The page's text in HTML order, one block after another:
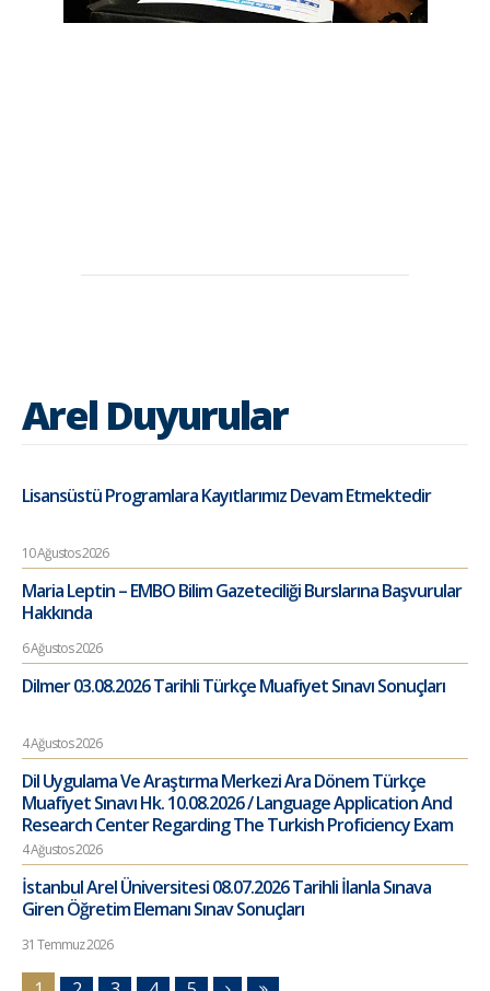
Arel Duyurular
Lisansüstü Programlara Kayıtlarımız Devam Etmektedir
10 Ağustos 2026
Maria Leptin – EMBO Bilim Gazeteciliği Burslarına Başvurular
Hakkında
6 Ağustos 2026
Dilmer 03.08.2026 Tarihli Türkçe Muafiyet Sınavı Sonuçları
4 Ağustos 2026
Dil Uygulama Ve Araştırma Merkezi Ara Dönem Türkçe
Muafiyet Sınavı Hk. 10.08.2026 / Language Application And
Research Center Regarding The Turkish Proficiency Exam
4 Ağustos 2026
İstanbul Arel Üniversitesi 08.07.2026 Tarihli İlanla Sınava
Giren Öğretim Elemanı Sınav Sonuçları
31 Temmuz 2026